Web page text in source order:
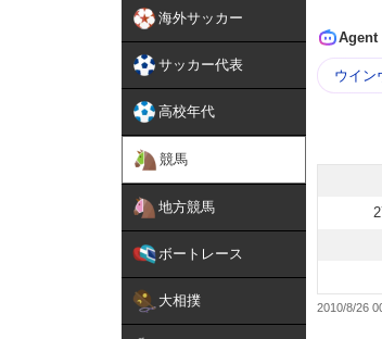
海外サッカー
サッカー代表
高校年代
競馬
地方競馬
ボートレース
大相撲
Agent
ウイン
2010/8/26